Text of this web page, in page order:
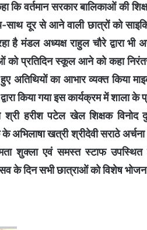
कि वर्तमान सरकार बालिकाओं की
दूर से आने वाली छात्रों को
है मंडल अध्यक्ष राहुल चौरे द्वारा भी
को प्रतिदिन स्कूल आने को कहा
अतिथियों का आभार व्यक्त किया
किया गया इस कार्यक्रम में शाला
श्री हरीश पटेल खेल शिक्षक
अभिलाषा खत्री श्रीदेवी सराठे
शुक्ला एवं समस्त स्टाफ
के दिन सभी छात्राओं को विशेष भोजन